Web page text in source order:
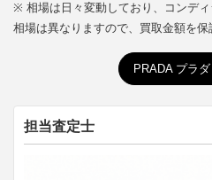
※ 相場は日々変動しており、コンデ
相場は異なりますので、買取金額を保
PRADA プラ
担当査定士